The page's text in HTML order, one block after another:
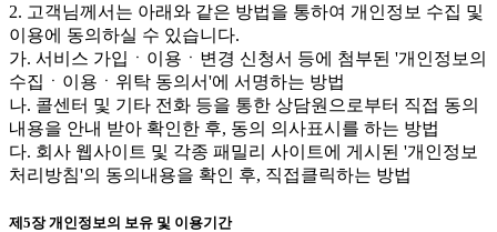
2. 고객님께서는 아래와 같은 방법을 통하여 개인정보 수집 및
이용에 동의하실 수 있습니다.
가. 서비스 가입ㆍ이용ㆍ변경 신청서 등에 첨부된 '개인정보의
수집ㆍ이용ㆍ위탁 동의서'에 서명하는 방법
나. 콜센터 및 기타 전화 등을 통한 상담원으로부터 직접 동의
내용을 안내 받아 확인한 후, 동의 의사표시를 하는 방법
다. 회사 웹사이트 및 각종 패밀리 사이트에 게시된 '개인정보
처리방침'의 동의내용을 확인 후, 직접클릭하는 방법
제5장 개인정보의 보유 및 이용기간